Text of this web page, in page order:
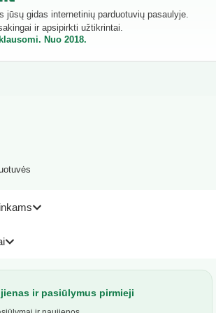
jūsų gidas internetinių parduotuvių pasaulyje.
ir apsipirkti užtikrintai.
Nuo 2018.
ir pasiūlymus pirmieji